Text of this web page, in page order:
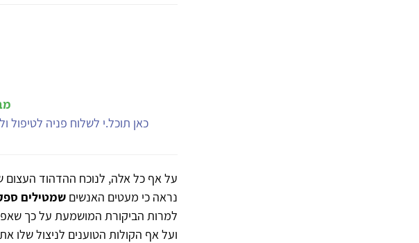
כאן תוכל.י לשלוח פניה לטיפול
על אף כל אלה, לנוכח ההדהוד העצום
נראה כי מעטים האנשים שמטילים
למרות הביקורת המושמעת על כך
ועל אף הקולות הטוענים לניצול שלו